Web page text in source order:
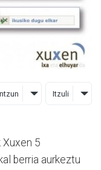
Itzuli
Xuxen 5
berria aurkeztu